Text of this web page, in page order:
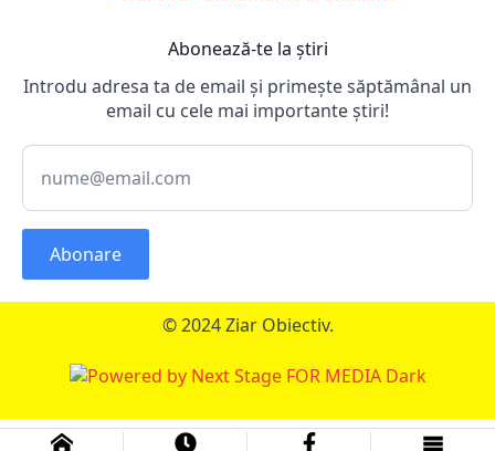
Abonează-te la știri
Introdu adresa ta de email și primește săptămânal un
email cu cele mai importante știri!
Abonare
© 2024 Ziar Obiectiv.